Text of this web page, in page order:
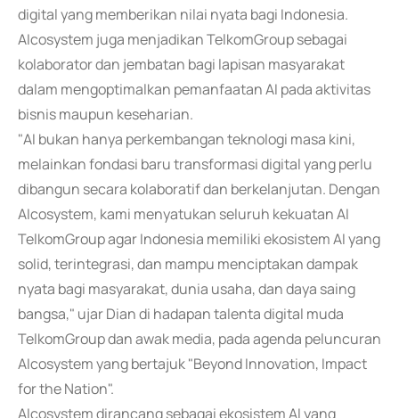
digital yang memberikan nilai nyata bagi Indonesia.
AIcosystem juga menjadikan TelkomGroup sebagai
kolaborator dan jembatan bagi lapisan masyarakat
dalam mengoptimalkan pemanfaatan AI pada aktivitas
bisnis maupun keseharian.
"AI bukan hanya perkembangan teknologi masa kini,
melainkan fondasi baru transformasi digital yang perlu
dibangun secara kolaboratif dan berkelanjutan. Dengan
AIcosystem, kami menyatukan seluruh kekuatan AI
TelkomGroup agar Indonesia memiliki ekosistem AI yang
solid, terintegrasi, dan mampu menciptakan dampak
nyata bagi masyarakat, dunia usaha, dan daya saing
bangsa," ujar Dian di hadapan talenta digital muda
TelkomGroup dan awak media, pada agenda peluncuran
AIcosystem yang bertajuk "Beyond Innovation, Impact
for the Nation".
AIcosystem dirancang sebagai ekosistem AI yang